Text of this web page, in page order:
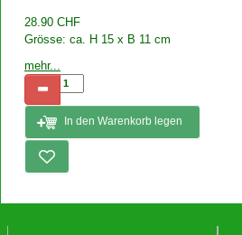
28.90 CHF
Grösse: ca. H 15 x B 11 cm
mehr...
In den Warenkorb legen